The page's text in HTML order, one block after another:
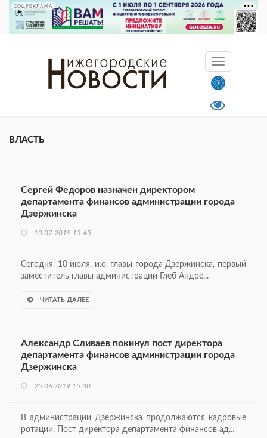
СОЦРЕКЛАМА
ВЛАСТЬ
Сергей Федоров назначен директором
департамента финансов администрации города
Дзержинска
10.07.2019 15:45
Сегодня, 10 июля, и.о. главы города Дзержинска, первый
заместитель главы администрации Глеб Андре...
ЧИТАТЬ ДАЛЕЕ
Александр Сливаев покинул пост директора
департамента финансов администрации города
Дзержинска
25.06.2019 15:30
В администрации Дзержинска продолжаются кадровые
ротации. Пост директора департамента финансов ад...